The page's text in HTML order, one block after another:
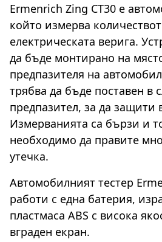
Ermenrich Zing CT30 е
който измерва
електрическата верига.
да бъде монтирано на
предпазителя на
трябва да бъде поставен в
предпазител, за да защити
Измерванията са бързи и
необходимо да правите
утечка.
Автомобилният тестер
работи с една батерия,
пластмаса ABS с висока
вграден екран.